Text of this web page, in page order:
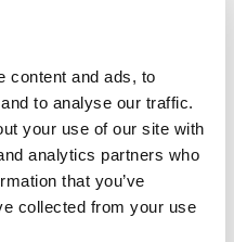
content and ads, to
to analyse our traffic.
your use of our site with
analytics partners who
that you’ve
collected from your use
horrible mais
portail qui étudie
Désormais, si
fichiers suspects,